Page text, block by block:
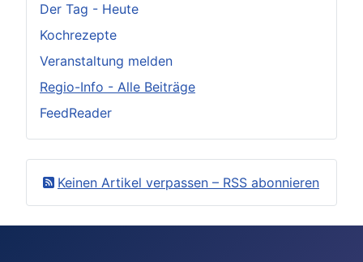
Der Tag - Heute
Kochrezepte
Veranstaltung melden
Regio-Info - Alle Beiträge
FeedReader
Keinen Artikel verpassen – RSS abonnieren